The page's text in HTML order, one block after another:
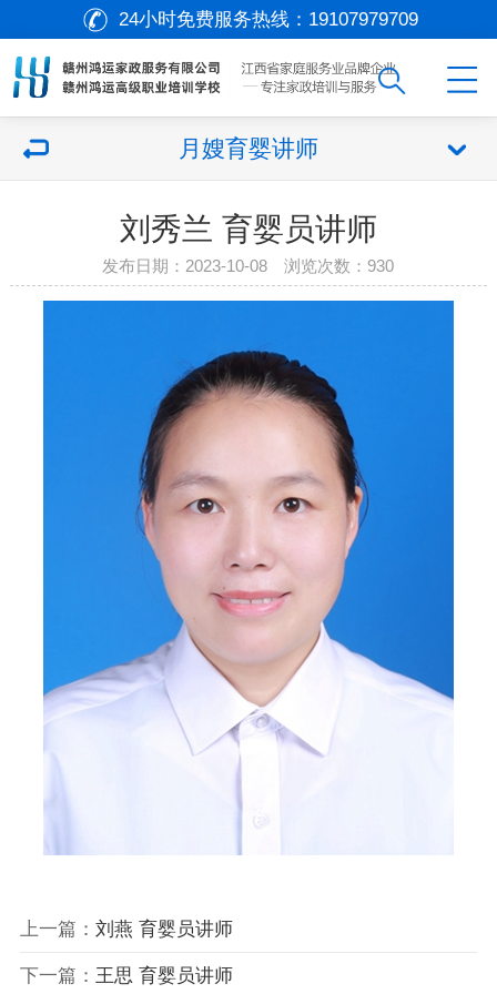
24小时免费服务热线： 19107979709
月嫂育婴讲师
刘秀兰 育婴员讲师
发布日期：2023-10-08 浏览次数： 930
上一篇： 刘燕 育婴员讲师
下一篇： 王思 育婴员讲师